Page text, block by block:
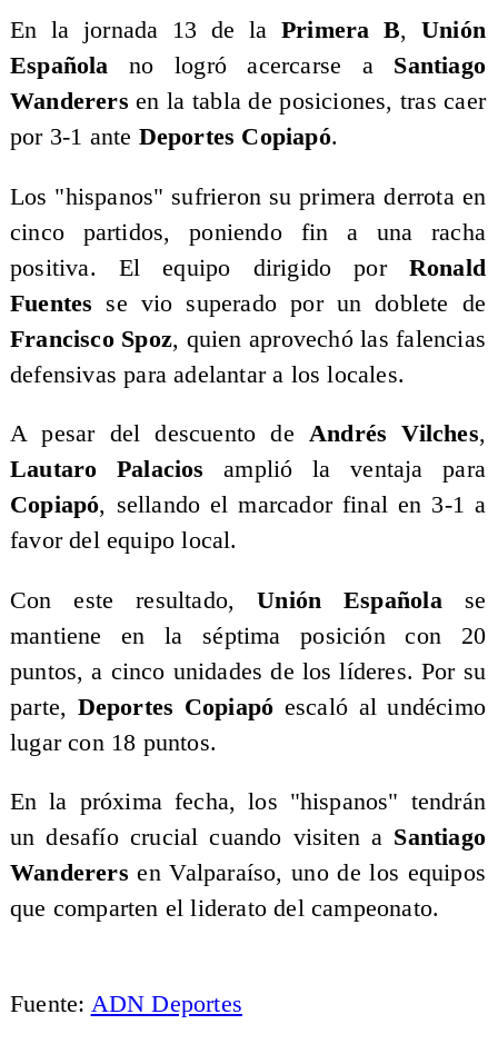
En la jornada 13 de laPrimera B,Unión
Española no logró acercarse a Santiago
Wanderers en la tabla de posiciones, tras caer
por 3-1 ante Deportes Copiapó.
Los "hispanos" sufrieron su primera derrota en
cinco partidos, poniendo fin a una racha
positiva. El equipo dirigido por Ronald
Fuentes se vio superado por un doblete de
Francisco Spoz, quien aprovechó las falencias
defensivas para adelantar a los locales.
A pesar del descuento deAndrés Vilches,
Lautaro Palacios amplió la ventaja para
Copiapó, sellando el marcador final en 3-1 a
favor del equipo local.
Con este resultado,Unión Española se
mantiene en la séptima posición con 20
puntos, a cinco unidades de los líderes. Por su
parte, Deportes Copiapó escaló al undécimo
lugar con 18 puntos.
En la próxima fecha, los "hispanos" tendrán
un desafío crucial cuando visiten a Santiago
Wanderers en Valparaíso, uno de los equipos
que comparten el liderato del campeonato.
Fuente: ADN Deportes